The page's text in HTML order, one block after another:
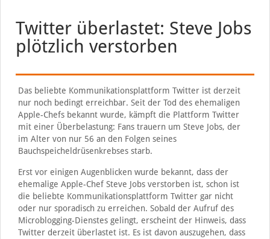
Twitter überlastet: Steve Jobs
plötzlich verstorben
Das beliebte Kommunikationsplattform Twitter ist derzeit
nur noch bedingt erreichbar. Seit der Tod des ehemaligen
Apple-Chefs bekannt wurde, kämpft die Plattform Twitter
mit einer Überbelastung: Fans trauern um Steve Jobs, der
im Alter von nur 56 an den Folgen seines
Bauchspeicheldrüsenkrebses starb.
Erst vor einigen Augenblicken wurde bekannt, dass der
ehemalige Apple-Chef Steve Jobs verstorben ist, schon ist
die beliebte Kommunikationsplattform Twitter gar nicht
oder nur sporadisch zu erreichen. Sobald der Aufruf des
Microblogging-Dienstes gelingt, erscheint der Hinweis, dass
Twitter derzeit überlastet ist. Es ist davon auszugehen, dass